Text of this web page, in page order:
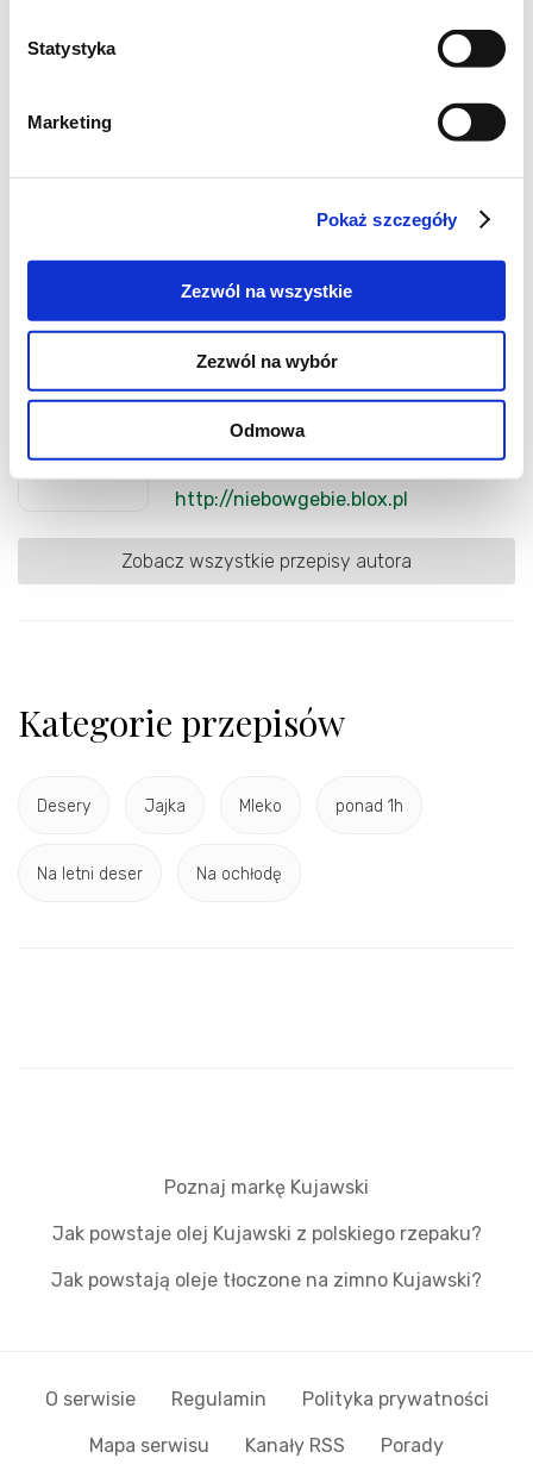
Statystyka
Marketing
Pokaż szczegóły
Zezwól na wszystkie
Zezwól na wybór
Odmowa
Autor
(596 wpisów)
http://niebowgebie.blox.pl
Zobacz wszystkie przepisy autora
Kategorie przepisów
Desery Jajka Mleko ponad 1h
Na letni deser Na ochłodę
Poznaj markę Kujawski
Jak powstaje olej Kujawski z polskiego rzepaku?
Jak powstają oleje tłoczone na zimno Kujawski?
O serwisie Regulamin Polityka prywatności
Mapa serwisu Kanały RSS Porady